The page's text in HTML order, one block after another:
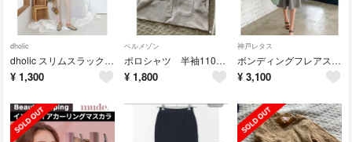
dholic
dholic スリムスラックスパンツ
¥ 1,300
ベルメゾン
ポロシャツ 半袖110サイズ 女の子
¥ 1,800
神戸レタス
ボンディングフレアスカート
¥ 3,100